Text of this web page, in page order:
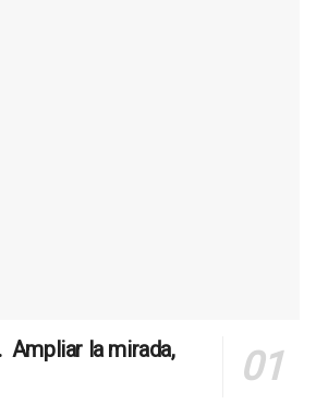
Ampliar la mirada,